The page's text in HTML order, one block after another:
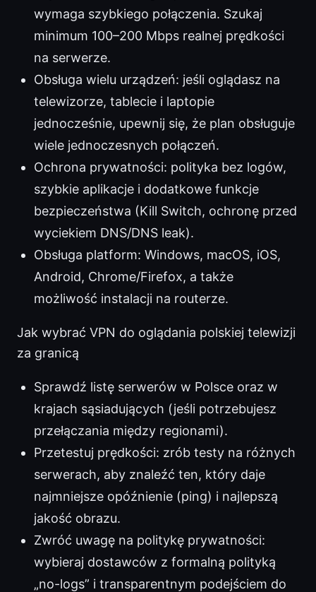
wymaga szybkiego połączenia. Szukaj
minimum 100–200 Mbps realnej prędkości
na serwerze.
Obsługa wielu urządzeń: jeśli oglądasz na
telewizorze, tablecie i laptopie
jednocześnie, upewnij się, że plan obsługuje
wiele jednoczesnych połączeń.
Ochrona prywatności: polityka bez logów,
szybkie aplikacje i dodatkowe funkcje
bezpieczeństwa (Kill Switch, ochronę przed
wyciekiem DNS/DNS leak).
Obsługa platform: Windows, macOS, iOS,
Android, Chrome/Firefox, a także
możliwość instalacji na routerze.
Jak wybrać VPN do oglądania polskiej telewizji
za granicą
Sprawdź listę serwerów w Polsce oraz w
krajach sąsiadujących (jeśli potrzebujesz
przełączania między regionami).
Przetestuj prędkości: zrób testy na różnych
serwerach, aby znaleźć ten, który daje
najmniejsze opóźnienie (ping) i najlepszą
jakość obrazu.
Zwróć uwagę na politykę prywatności:
wybieraj dostawców z formalną polityką
„no-logs” i transparentnym podejściem do